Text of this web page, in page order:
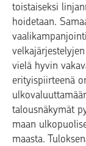
toistaiseksi
hoidetaan.
vielä hyvin
erityispiirteenä
talousnäkymät
maan
maasta.